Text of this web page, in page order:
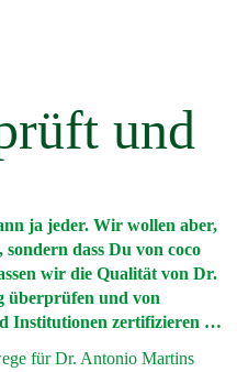
und
ja jeder. Wir wollen aber,
dass Du von coco
wir die Qualität von Dr.
überprüfen und von
Institutionen zertifizieren …
für Dr. Antonio Martins